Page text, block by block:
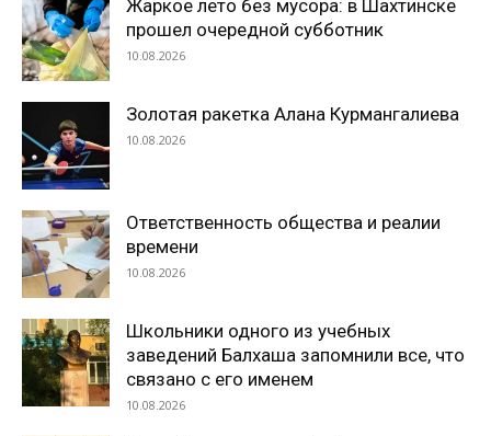
Жаркое лето без мусора: в Шахтинске
прошел очередной субботник
10.08.2026
Золотая ракетка Алана Курмангалиева
10.08.2026
Ответственность общества и реалии
времени
10.08.2026
Школьники одного из учебных
заведений Балхаша запомнили все, что
связано с его именем
10.08.2026